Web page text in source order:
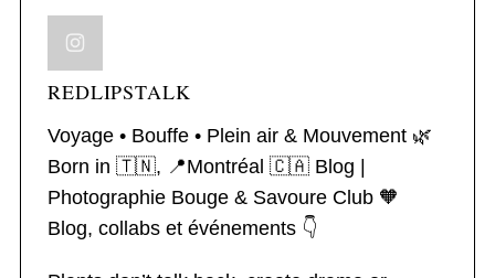
REDLIPSTALK
Voyage • Bouffe • Plein air & Mouvement 🌿
Born in 🇹🇳, 📍Montréal 🇨🇦Blog |
PhotographieBouge & Savoure Club 🧡
Blog, collabs et événements 👇